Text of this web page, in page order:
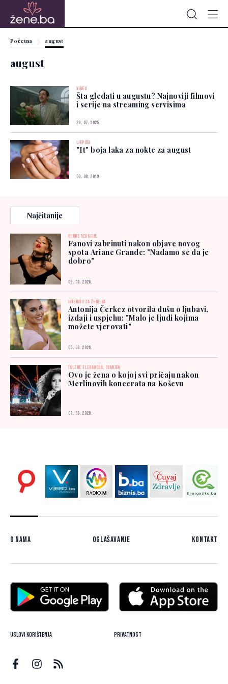
Početna august
august
VIDEO
Šta gledati u augustu? Najnoviji filmovi
i serije na streaming servisima
29. 07. 2025.
LJEPOTA
"It" boja laka za nokte za august
03. 08. 2019.
Najčitanije
BURNE REAKCIJE
Fanovi zabrinuti nakon objave novog
spota Ariane Grande: "Nadamo se da je
dobro"
03. 08. 2026.
INTERVJU ZA ŽENE.BA
Antonija Čerkez otvorila dušu o ljubavi,
izdaji i uspjehu: "Malo je ljudi kojima
možete vjerovati"
05. 08. 2026.
TALENT, ELEGANCIJA, OSMIJEH
Ovo je žena o kojoj svi pričaju nakon
Merlinovih koncerata na Koševu
02. 08. 2026.
O nama Oglašavanje Kontakt
Uslovi korištenja Privatnost